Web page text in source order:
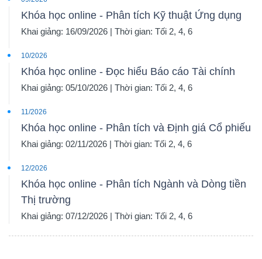
Khóa học online - Phân tích Kỹ thuật Ứng dụng
Khai giảng: 16/09/2026 | Thời gian: Tối 2, 4, 6
10/2026
Khóa học online - Đọc hiểu Báo cáo Tài chính
Khai giảng: 05/10/2026 | Thời gian: Tối 2, 4, 6
11/2026
Khóa học online - Phân tích và Định giá Cổ phiếu
Khai giảng: 02/11/2026 | Thời gian: Tối 2, 4, 6
12/2026
Khóa học online - Phân tích Ngành và Dòng tiền
Thị trường
Khai giảng: 07/12/2026 | Thời gian: Tối 2, 4, 6